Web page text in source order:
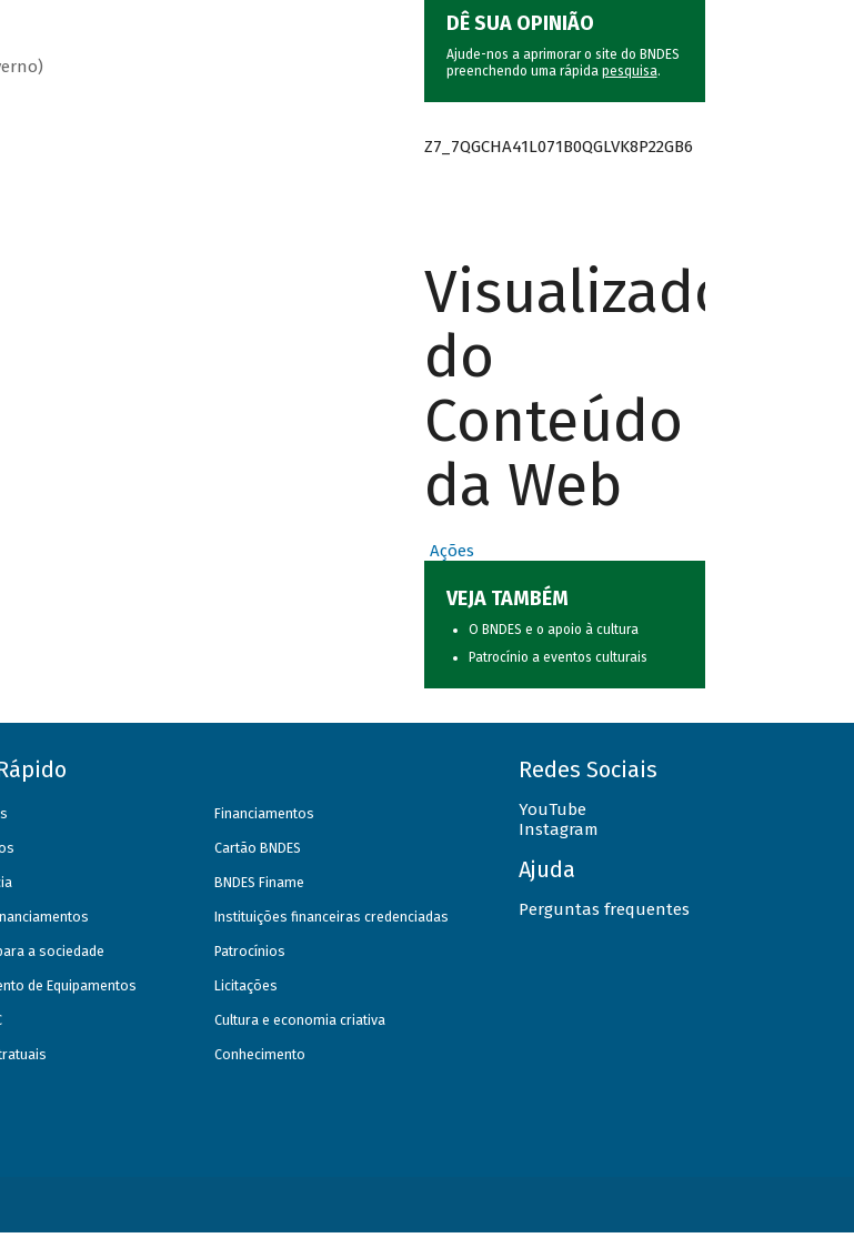
DÊ SUA OPINIÃO
Ajude-nos a aprimorar o site do BNDES
preenchendo uma rápida pesquisa.
Z7_7QGCHA41L071B0QGLVK8P22GB6
Visualizador
do
Conteúdo
da Web
Ações
VEJA TAMBÉM
O BNDES e o apoio à cultura
Patrocínio a eventos culturais
a sociedade
de Equipamentos
Financiamentos
Cartão BNDES
BNDES Finame
Instituições financeiras credenciadas
Patrocínios
Licitações
Cultura e economia criativa
Conhecimento
Redes Sociais
YouTube
Instagram
Ajuda
Perguntas frequentes